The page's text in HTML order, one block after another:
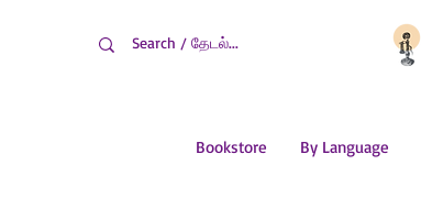
Bookstore By Language